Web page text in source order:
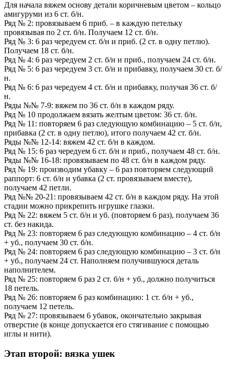
Для начала вяжем основу детали коричневым цветом – кольцо
амигуруми из 6 ст. б/н.
Ряд № 2: провязываем 6 приб. – в каждую петельку
провязывая по 2 ст. б/н. Получаем 12 ст. б/н.
Ряд № 3: 6 раз чередуем ст. б/н и приб. (2 ст. в одну петлю).
Получаем 18 ст. б/н.
Ряд № 4: 6 раз чередуем 2 ст. б/н и приб., получаем 24 ст. б/н.
Ряд № 5: 6 раз чередуем 3 ст. б/н и прибавку, получаем 30 ст. б/
н.
Ряд № 6: 6 раз чередуем 4 ст. б/н и прибавку, получая 36 ст. б/
н.
Ряды №№ 7-9: вяжем по 36 ст. б/н в каждом ряду.
Ряд № 10 продолжаем вязать желтым цветом: 36 ст. б/н.
Ряд № 11: повторяем 6 раз следующую комбинацию – 5 ст. б/н,
прибавка (2 ст. в одну петлю), итого получаем 42 ст. б/н.
Ряды №№ 12-14: вяжем 42 ст. б/н в каждом.
Ряд № 15: 6 раз чередуем 6 ст. б/н и приб., получаем 48 ст. б/н.
Ряды №№ 16-18: провязываем по 48 ст. б/н в каждом ряду.
Ряд № 19: производим убавку – 6 раз повторяем следующий
раппорт: 6 ст. б/н и убавка (2 ст. провязываем вместе),
получаем 42 петли.
Ряд №№ 20-21: провязываем 42 ст. б/н в каждом ряду. На этой
стадии можно прикрепить игрушке глазки.
Ряд № 22: вяжем 5 ст. б/н и уб. (повторяем 6 раз), получаем 36
ст. без накида.
Ряд № 23: повторяем 6 раз следующую комбинацию – 4 ст. б/н
+ уб., получаем 30 ст. б/н.
Ряд № 24: повторяем 6 раз следующую комбинацию – 3 ст. б/н
+ уб., получаем 24 ст. Наполняем получившуюся деталь
наполнителем.
Ряд № 25: повторяем 6 раз 2 ст. б/н + уб., должно получиться
18 петель.
Ряд № 26: повторяем 6 раз комбинацию: 1 ст. б/н + уб.,
получаем 12 петель.
Ряд № 27: провязываем 6 убавок, окончательно закрывая
отверстие (в конце допускается его стягивание с помощью
иглы и нити).
Этап второй: вязка ушек